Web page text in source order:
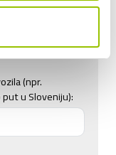
(npr.
u Sloveniju):